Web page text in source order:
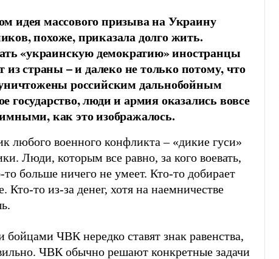
идея массового призыва на Украину
похоже, приказала долго жить.
«украинскую демократию» иностранцы
из страны – и далеко не только потому, что
российским дальнобойным
государство, люди и армия оказались вовсе
как это изображалось.
любого военного конфликта – «дикие гуси»
Люди, которым все равно, за кого воевать,
больше ничего не умеет. Кто-то добирает
Кто-то из-за денег, хотя на наемничестве
ЧВК нередко ставят знак равенства,
ЧВК обычно решают конкретные задачи